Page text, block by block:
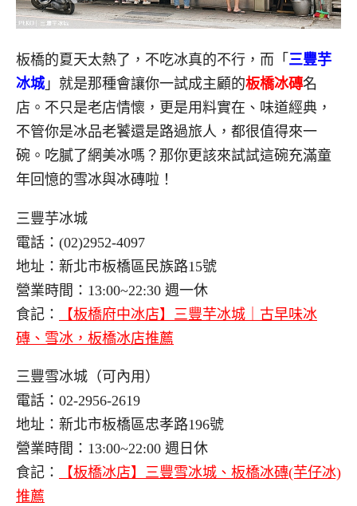
板橋的夏天太熱了，不吃冰真的不行，而「 三豐芋
冰城」就是那種會讓你一試成主顧的板橋冰磚名
店。不只是老店情懷，更是用料實在、味道經典，
不管你是冰品老饕還是路過旅人，都很值得來一
碗。吃膩了網美冰嗎？那你更該來試試這碗充滿童
年回憶的雪冰與冰磚啦！
三豐芋冰城
電話：(02)2952-4097
地址：新北市板橋區民族路15號
營業時間：13:00~22:30 週一休
食記：
【板橋府中冰店】三豐芋冰城｜古早味冰
磚、雪冰，板橋冰店推薦
三豐雪冰城（可內用）
電話：02-2956-2619
地址：新北市板橋區忠孝路196號
營業時間：13:00~22:00 週日休
食記：
【板橋冰店】三豐雪冰城、板橋冰磚(芋仔冰)
推薦